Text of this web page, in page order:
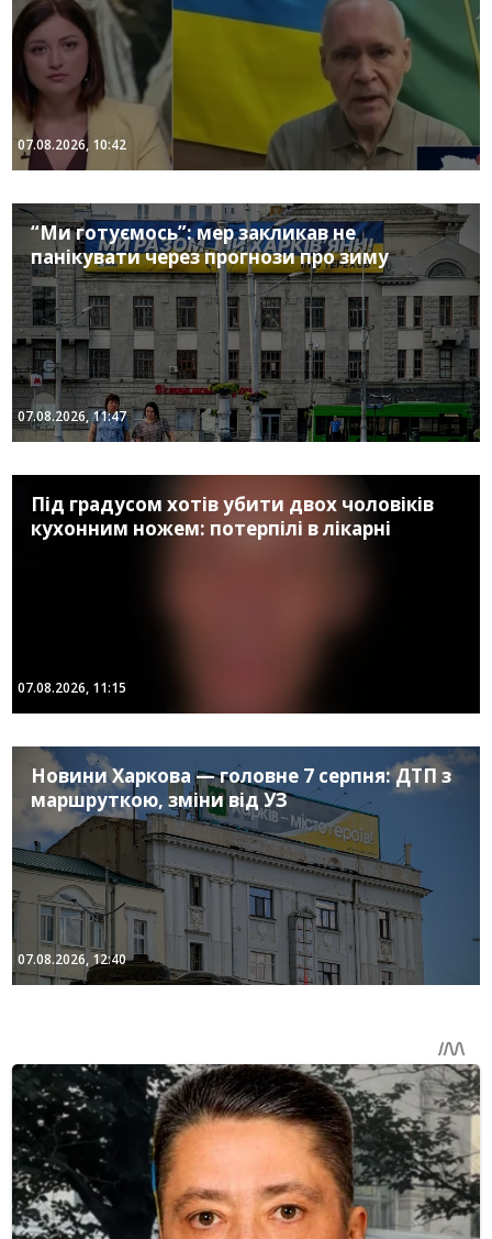
07.08.2026, 10:42
“Ми готуємось”: мер закликав не
панікувати через прогнози про зиму
07.08.2026, 11:47
Під градусом хотів убити двох чоловіків
кухонним ножем: потерпілі в лікарні
07.08.2026, 11:15
Новини Харкова — головне 7 серпня: ДТП з
маршруткою, зміни від УЗ
07.08.2026, 12:40